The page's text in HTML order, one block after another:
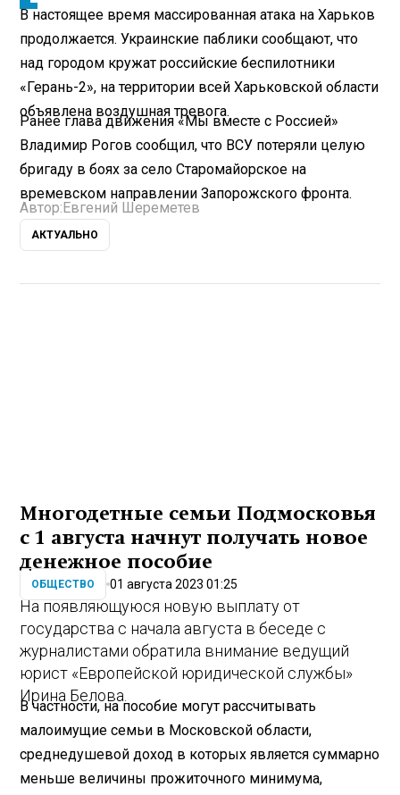
В настоящее время массированная атака на Харьков
продолжается. Украинские паблики сообщают, что
над городом кружат российские беспилотники
«Герань-2», на территории всей Харьковской области
объявлена воздушная тревога.
Ранее глава движения «Мы вместе с Россией»
Владимир Рогов сообщил, что ВСУ потеряли целую
бригаду в боях за село Старомайорское на
времевском направлении Запорожского фронта.
Автор: Евгений Шереметев
АКТУАЛЬНО
Многодетные семьи Подмосковья
с 1 августа начнут получать новое
денежное пособие
ОБЩЕСТВО 01 августа 2023 01:25
На появляющуюся новую выплату от
государства с начала августа в беседе с
журналистами обратила внимание ведущий
юрист «Европейской юридической службы»
Ирина Белова.
В частности, на пособие могут рассчитывать
малоимущие семьи в Московской области,
среднедушевой доход в которых является суммарно
меньше величины прожиточного минимума,